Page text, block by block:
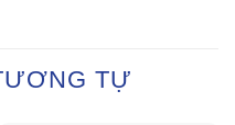
TỰ